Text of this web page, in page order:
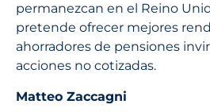
permanezcan en el Reino
pretende ofrecer mejores
ahorradores de pensiones
acciones no cotizadas.
Matteo Zaccagni